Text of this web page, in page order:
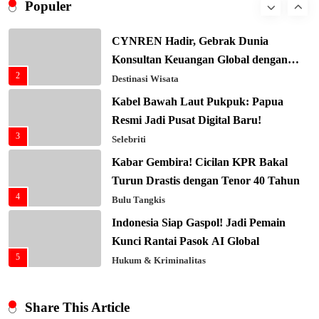
Populer
2
CYNREN Hadir, Gebrak Dunia
Konsultan Keuangan Global dengan
Sentuhan AI
Destinasi Wisata
3
Kabel Bawah Laut Pukpuk: Papua
Resmi Jadi Pusat Digital Baru!
Selebriti
4
Kabar Gembira! Cicilan KPR Bakal
Turun Drastis dengan Tenor 40 Tahun
Bulu Tangkis
5
Indonesia Siap Gaspol! Jadi Pemain
Kunci Rantai Pasok AI Global
Hukum & Kriminalitas
Negara G20 di Awal 2026
Share This Article